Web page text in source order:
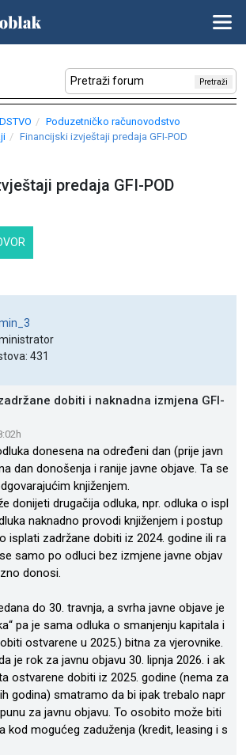
Pretraži
Poduzetničko računovodstvo
Financijski izvještaji predaja GFI-POD
predaja GFI-POD
431
dobiti i naknadna izmjena GFI-
donesena na određeni dan (prije javn
dan donošenja i ranije javne objave. Ta se
knjiženjem.
donijeti drugačija odluka, npr. odluka o ispl
naknadno provodi knjiženjem i postup
isplati zadržane dobiti iz 2024. godine ili ra
samo po odluci bez izmjene javne objav
donosi.
do 30. travnja, a svrha javne objave je
pa je sama odluka o smanjenju kapitala i
ostvarene u 2025.) bitna za vjerovnike.
je rok za javnu objavu 30. lipnja 2026. i ak
ostvarene dobiti iz 2025. godine (nema za
godina) smatramo da bi ipak trebalo napr
za javnu objavu. To osobito može biti
kod mogućeg zaduženja (kredit, leasing i s